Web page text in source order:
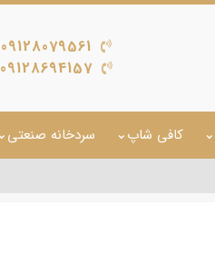
09128079561
09128694157
کافی شاپ سردخانه صنعتی